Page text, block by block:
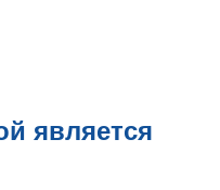
является